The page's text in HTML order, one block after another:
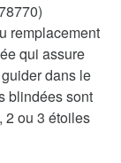
remplacement
qui assure
dans le
blindées sont
2 ou 3 étoiles